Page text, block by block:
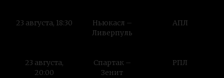
23 августа, 18:30
Ньюкасл –
Ливерпуль
АПЛ
23 августа,
20:00
Спартак –
Зенит
РПЛ